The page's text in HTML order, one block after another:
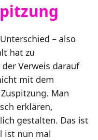
– also
hat zu
Verweis darauf
mit dem
Man
erklären,
gestalten. Das ist
ist nun mal